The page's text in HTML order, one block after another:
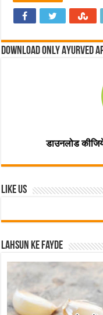
Download Only Ayurved
डाउनलोड
Like Us
Lahsun ke fayde